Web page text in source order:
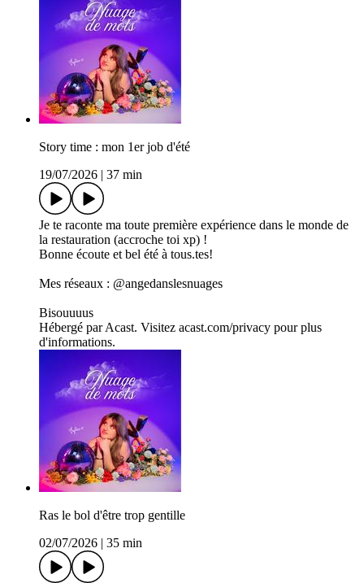
Story time : mon 1er job d'été
19/07/2026
37 min
Je te raconte ma toute première expérience dans le monde de
la restauration (accroche toi xp) !
Bonne écoute et bel été à tous.tes!
Mes réseaux : @angedanslesnuages
Bisouuuus
Hébergé par Acast. Visitez acast.com/privacy pour plus
d'informations.
Ras le bol d'être trop gentille
02/07/2026
35 min